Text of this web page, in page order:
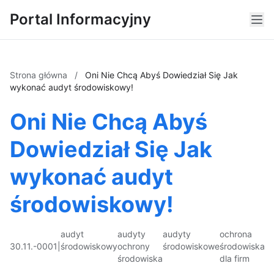
Portal Informacyjny
Strona główna /
Oni Nie Chcą Abyś Dowiedział Się Jak
wykonać audyt środowiskowy!
Oni Nie Chcą Abyś
Dowiedział Się Jak
wykonać audyt
środowiskowy!
30.11.-0001
audyt
środowiskowy
audyty
ochrony
środowiska
audyty
środowiskowe
ochrona
środowiska
dla firm